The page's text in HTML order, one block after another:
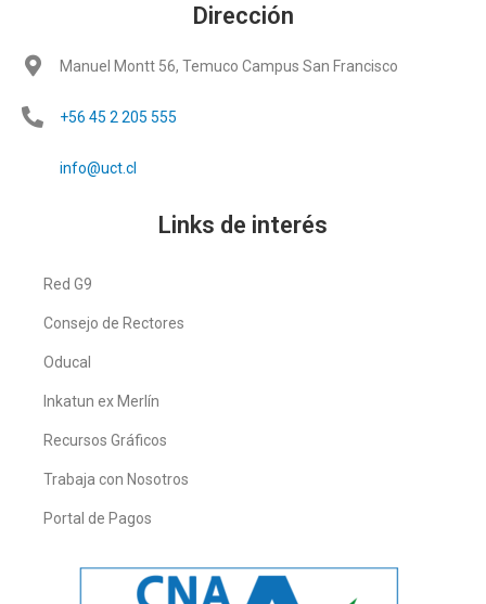
Dirección
Manuel Montt 56, Temuco Campus San Francisco
+56 45 2 205 555
info@uct.cl
Links de interés
Red G9
Consejo de Rectores
Oducal
Inkatun ex Merlín
Recursos Gráficos
Trabaja con Nosotros
Portal de Pagos